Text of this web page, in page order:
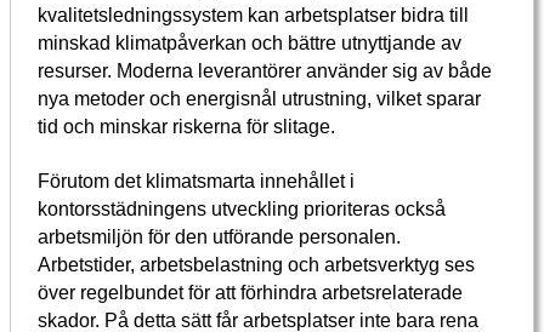
kvalitetsledningssystem kan arbetsplatser bidra till
minskad klimatpåverkan och bättre utnyttjande av
resurser. Moderna leverantörer använder sig av både
nya metoder och energisnål utrustning, vilket sparar
tid och minskar riskerna för slitage.
Förutom det klimatsmarta innehållet i
kontorsstädningens utveckling prioriteras också
arbetsmiljön för den utförande personalen.
Arbetstider, arbetsbelastning och arbetsverktyg ses
över regelbundet för att förhindra arbetsrelaterade
skador. På detta sätt får arbetsplatser inte bara rena